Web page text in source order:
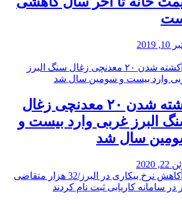
2019
کشته شدن ۲۰ معدنچی زغال
البرز غربی وارد بیست و
سال شد
2020